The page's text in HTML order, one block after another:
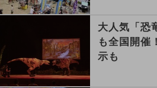
大人気「恐
も全国開
示も